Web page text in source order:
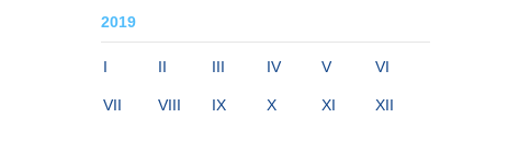
2019
I II III IV V VI
VII VIII IX X XI XII